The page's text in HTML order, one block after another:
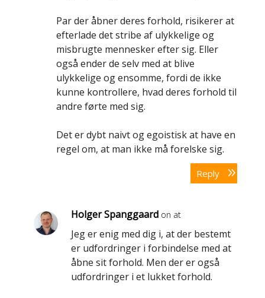
Par der åbner deres forhold, risikerer at
efterlade det stribe af ulykkelige og
misbrugte mennesker efter sig. Eller
også ender de selv med at blive
ulykkelige og ensomme, fordi de ikke
kunne kontrollere, hvad deres forhold til
andre førte med sig.
Det er dybt naivt og egoistisk at have en
regel om, at man ikke må forelske sig.
Reply
Holger Spanggaard on at
Jeg er enig med dig i, at der bestemt
er udfordringer i forbindelse med at
åbne sit forhold. Men der er også
udfordringer i et lukket forhold.